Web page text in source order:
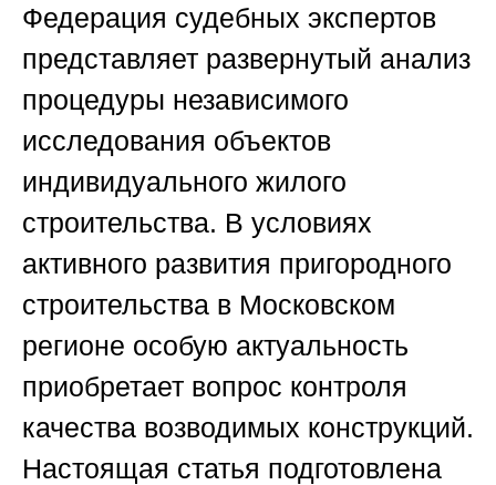
Федерация судебных экспертов
представляет развернутый анализ
процедуры независимого
исследования объектов
индивидуального жилого
строительства. В условиях
активного развития пригородного
строительства в Московском
регионе особую актуальность
приобретает вопрос контроля
качества возводимых конструкций.
Настоящая статья подготовлена